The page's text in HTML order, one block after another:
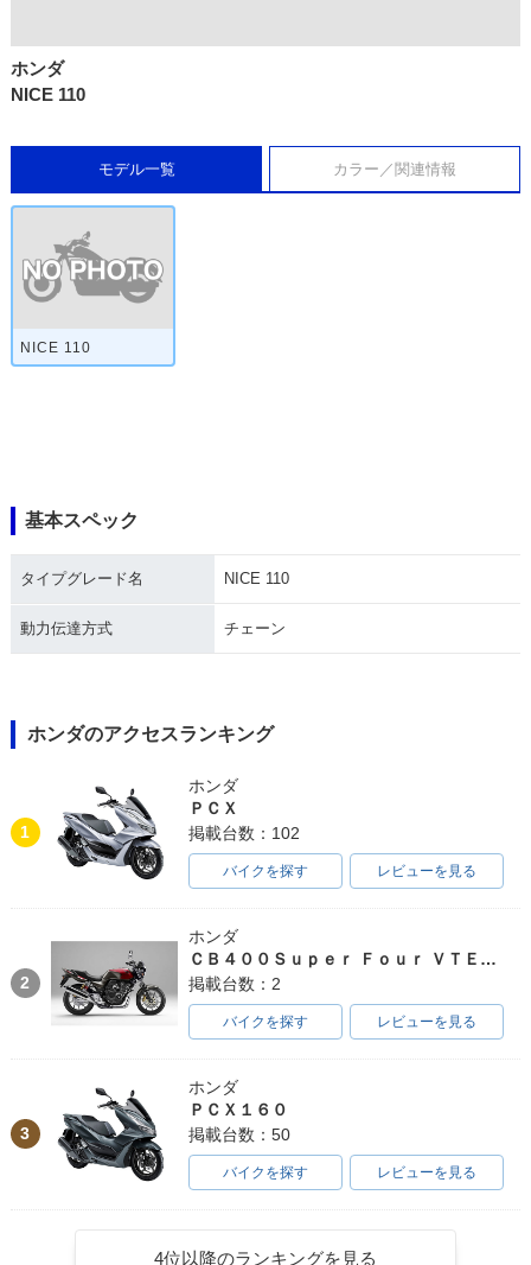
ホンダ
NICE 110
モデル一覧 カラー／関連情報
NICE 110
基本スペック
タイプグレード名 NICE 110
動力伝達方式 チェーン
ホンダのアクセスランキング
1
ホンダ
ＰＣＸ
掲載台数：102
バイクを探す レビューを見る
2
ホンダ
ＣＢ４００Ｓｕｐｅｒ Ｆｏｕｒ ＶＴＥＣ ＳＰＥＣ３
掲載台数：2
バイクを探す レビューを見る
3
ホンダ
ＰＣＸ１６０
掲載台数：50
バイクを探す レビューを見る
4位以降のランキングを見る